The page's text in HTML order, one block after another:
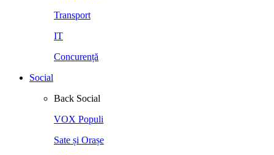
Transport
IT
Concurență
Social
Back Social
VOX Populi
Sate și Orașe